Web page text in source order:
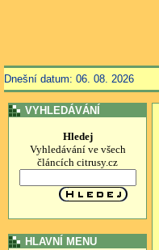
Dnešní datum: 06. 08. 2026
VYHLEDÁVÁNÍ
Hledej
Vyhledávání ve všech
článcích citrusy.cz
HLAVNÍ MENU